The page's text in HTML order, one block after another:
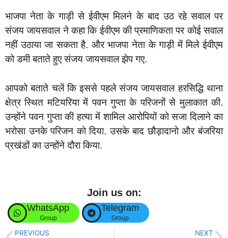
भाजपा नेता के गाड़ी से ईवीएम मिलने के बाद उठ रहे सवाल पर
संजय जायसवाल ने कहा कि ईवीएम की प्रमाणिकता पर कोई सवाल
नहीं उठाया जा सकता है. और भाजपा नेता के गाड़ी में मिले ईवीएम
को डमी बताते हुए संजय जायसवाल झेप गए.
आपको बताते चलें कि इससे पहले संजय जायसवाल हरसिद्धि थाना
क्षेत्र स्थित मटियरिया में पवन गुप्ता के परिजनों से मुलाकात की.
उन्होंने पवन गुप्ता की हत्या में शामिल आरोपियों को सजा दिलाने का
भरोसा उनके परिजन को दिया. उसके बाद छौड़ादानो और बंजरिया
प्रखंडों का उन्होंने दौरा किया.
Join us on:
WhatsApp
Group
Telegram
Group
PREVIOUS NEXT